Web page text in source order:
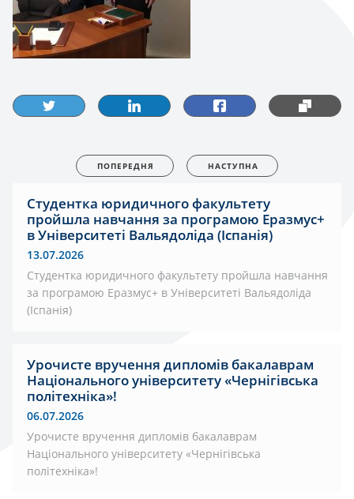
ПОПЕРЕДНЯ НАСТУПНА
Студентка юридичного факультету
пройшла навчання за програмою Еразмус+
в Університеті Вальядоліда (Іспанія)
13.07.2026
Студентка юридичного факультету пройшла навчання
за програмою Еразмус+ в Університеті Вальядоліда
(Іспанія)
Урочисте вручення дипломів бакалаврам
Національного університету «Чернігівська
політехніка»!
06.07.2026
Урочисте вручення дипломів бакалаврам
Національного університету «Чернігівська
політехніка»!